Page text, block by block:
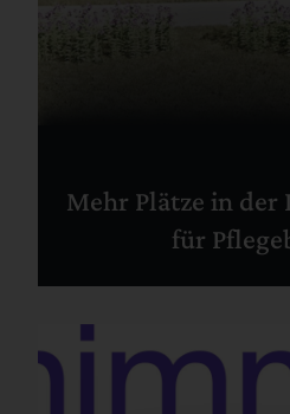
Mehr Plätze in der
für